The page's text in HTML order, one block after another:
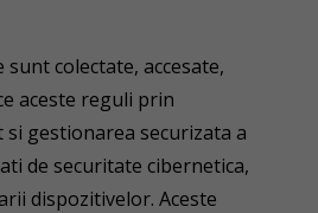
colectate, accesate,
aceste reguli prin
gestionarea securizata a
de securitate cibernetica,
dispozitivelor. Aceste